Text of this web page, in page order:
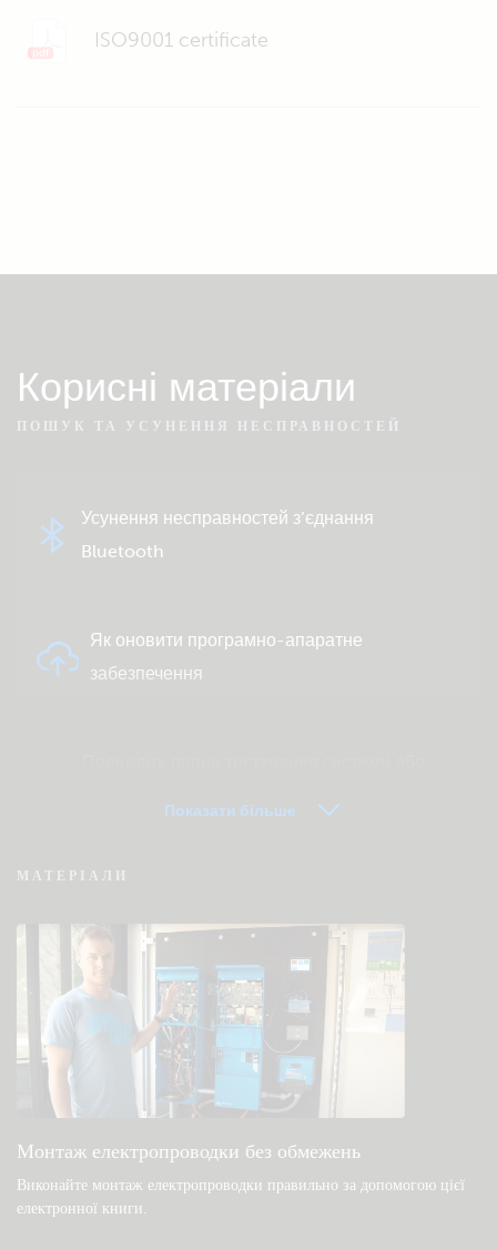
ISO9001 certificate
Корисні матеріали
ПОШУК ТА УСУНЕННЯ НЕСПРАВНОСТЕЙ
Усунення несправностей з’єднання
Bluetooth
Як оновити програмно-апаратне
забезпечення
VRM — часто задавані питання про
Перевірте базу знань спільноти
Загальні файли для завантаження та
документація
Показати більше
МАТЕРІАЛИ
Монтаж електропроводки без обмежень
Виконайте монтаж електропроводки правильно за допомогою цієї
електронної книги.